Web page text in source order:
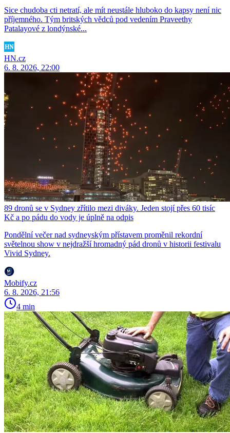
Sice chudoba cti netratí, ale mít neustále hluboko do kapsy není nic
příjemného. Tým britských vědců pod vedením Praveethy
Patalayové z londýnské...
HN.cz
6. 8. 2026, 22:00
89 dronů se v Sydney zřítilo mezi diváky. Jeden stojí přes 60 tisíc
Kč a po pádu do vody je úplně na odpis
Pondělní večer nad sydneyským přístavem proměnil rekordní
světelnou show v nejdražší hromadný pád dronů v historii festivalu
Vivid Sydney.
Mobify.cz
6. 8. 2026, 21:56
4 min